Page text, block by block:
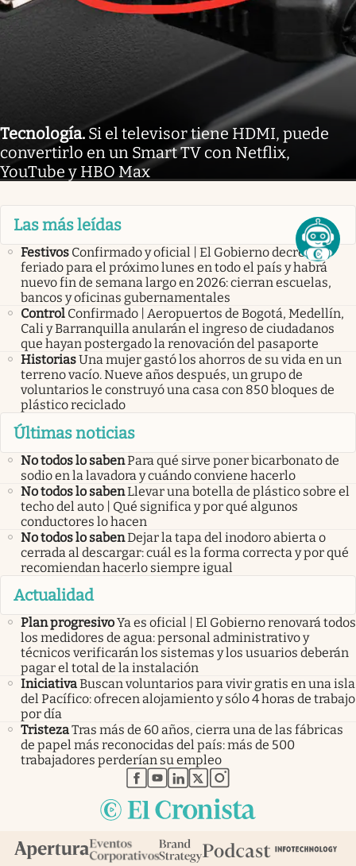
Tecnología.Si el televisor tiene HDMI, puede
convertirlo en un Smart TV con Netflix,
YouTube y HBO Max
Las más leídas
Festivos Confirmado y oficial | El Gobierno decretó
feriado para el próximo lunes en todo el país y habrá
nuevo fin de semana largo en 2026: cierran escuelas,
bancos y oficinas gubernamentales
Control Confirmado | Aeropuertos de Bogotá, Medellín,
Cali y Barranquilla anularán el ingreso de ciudadanos
que hayan postergado la renovación del pasaporte
HistoriasUna mujer gastó los ahorros de su vida en un
terreno vacío. Nueve años después, un grupo de
voluntarios le construyó una casa con 850 bloques de
plástico reciclado
Últimas noticias
No todos lo sabenPara qué sirve poner bicarbonato de
sodio en la lavadora y cuándo conviene hacerlo
No todos lo sabenLlevar una botella de plástico sobre el
techo del auto | Qué significa y por qué algunos
conductores lo hacen
No todos lo sabenDejar la tapa del inodoro abierta o
cerrada al descargar: cuál es la forma correcta y por qué
recomiendan hacerlo siempre igual
Actualidad
Plan progresivoYa es oficial | El Gobierno renovará todos
los medidores de agua: personal administrativo y
técnicos verificarán los sistemas y los usuarios deberán
pagar el total de la instalación
IniciativaBuscan voluntarios para vivir gratis en una isla
del Pacífico: ofrecen alojamiento y sólo 4 horas de trabajo
por día
TristezaTras más de 60 años, cierra una de las fábricas
de papel más reconocidas del país: más de 500
trabajadores perderían su empleo
abre en nueva pestaña
abre en nueva pestaña
abre en nueva pestaña
abre en nueva pestaña
abre en nueva pestaña